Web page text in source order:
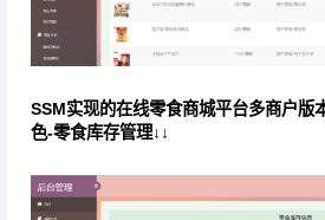
SSM实现的在线零食商城平台多商户版
色-零食库存管理↓↓